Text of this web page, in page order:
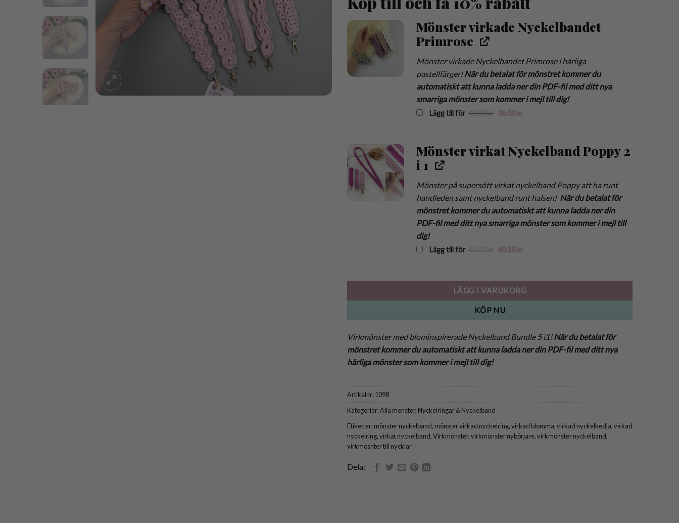
Mönster virkade Nyckelbandet
Primrose
Mönster virkade Nyckelbandet Primrose i härliga
pastellfärger! När du betalat för mönstret kommer du
automatiskt att kunna ladda ner din PDF-fil med ditt nya
smarriga mönster som kommer i mejl till dig!
Lägg till för 40.00kr Det
36.00 krDet
Mönster virkat Nyckelband Poppy 2
i 1
Mönster på supersött virkat nyckelband Poppy att ha runt
handleden samt nyckelband runt halsen! När du betalat för
mönstret kommer du automatiskt att kunna ladda ner din
PDF-fil med ditt nya smarriga mönster som kommer i mejl till
dig!
Lägg till för 45.00kr Det
40.50 krDet
LÄGG I VARUKORG
KÖP NU
Virkmönster med blominspirerade Nyckelband Bundle 5 i1!När du betalat för
mönstret kommer du automatiskt att kunna ladda ner din PDF-fil med ditt nya
härliga mönster som kommer i mejl till dig!
Artikelnr:1098
Kategorier:Alla mönster, Nyckelringar & Nyckelband
Etiketter:mönster nyckelband, mönster virkad nyckelring,virkad blomma,virkad nyckelkedja,virkad
nyckelring,virkat nyckelband,Virkmönster,virkmönster nybörjare,virkmönster nyckelband,
virkmösnter till nycklar
Dela: